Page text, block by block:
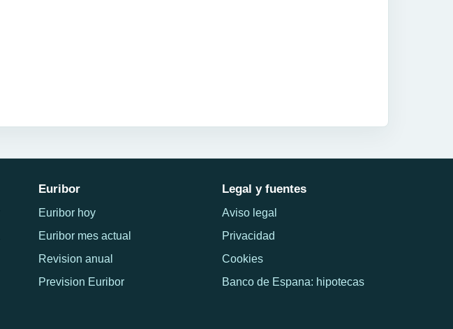
Euribor
Euribor hoy
Euribor mes actual
Revision anual
Prevision Euribor
Legal y fuentes
Aviso legal
Privacidad
Cookies
Banco de Espana: hipotecas